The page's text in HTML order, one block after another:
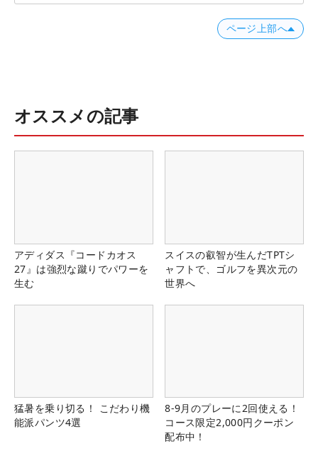
ページ上部へ
オススメの記事
アディダス『コードカオス
27』は強烈な蹴りでパワーを
生む
スイスの叡智が生んだTPTシ
ャフトで、ゴルフを異次元の
世界へ
猛暑を乗り切る！ こだわり機
能派パンツ4選
8-9月のプレーに2回使える！
コース限定2,000円クーポン
配布中！